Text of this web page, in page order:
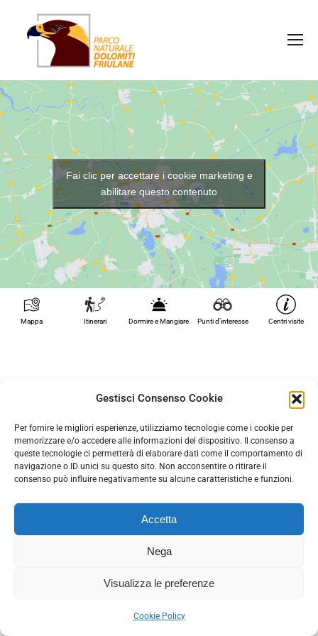
Gestisci Consenso Cookie
Per fornire le migliori esperienze, utilizziamo tecnologie come i cookie per
memorizzare e/o accedere alle informazioni del dispositivo. Il consenso a
queste tecnologie ci permetterà di elaborare dati come il comportamento di
navigazione o ID unici su questo sito. Non acconsentire o ritirare il
consenso può influire negativamente su alcune caratteristiche e funzioni.
Accetta
Nega
Visualizza le preferenze
Cookie Policy
Fai clic per accettare i cookie marketing e
abilitare questo contenuto
Mappa Itinerari Dormire e Mangiare Punti d’interesse Centri visite